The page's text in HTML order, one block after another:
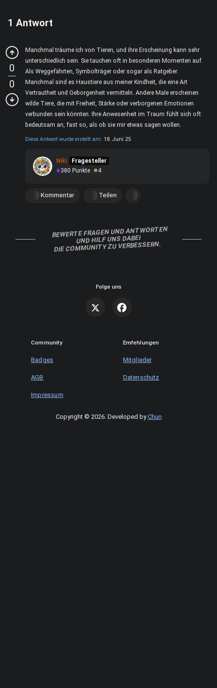
1 Antwort
0
0
Manchmal träume ich von Tieren, und ihre Erscheinung kann sehr
unterschiedlich sein. Sie tauchen oft in besonderen Momenten auf.
Als Weggefährten, Symbolträger oder sogar als Ratgeber.
Manchmal sind es Haustiere aus meiner Kindheit, die eine Art
Vertrautheit und Geborgenheit vermitteln. Andere Male erscheinen
wilde Tiere, die mit Freiheit, Stärke oder verborgenen Emotionen
verbunden sein könnten. Ihre Anwesenheit im Traum fühlt sich oft
bedeutsam an, fast so, als ob sie mir etwas sagen wollen.
Diese Antwort wurde erstellt am: 18. Juni 25
Niki
Fragesteller
380 Punkte 4
Kommentar Teilen
BEWERTE FRAGEN UND ANTWORTEN
UND HILF UNS DABEI
DIE COMMUNITY ZU VERBESSERN.
Folge uns
Community Emfehlungen
Badges Mitglieder
AGB Datenschutz
Impressum
Copyright © 2026. Developed byChun